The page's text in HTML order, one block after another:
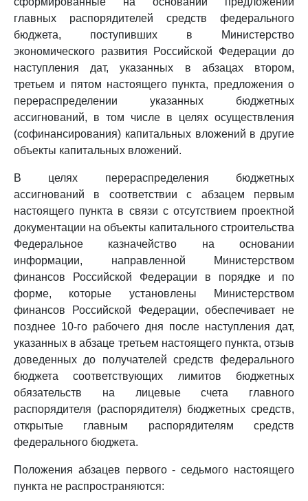
главных распорядителей средств федерального
бюджета, поступивших в Министерство
экономического развития Российской Федерации до
наступления дат, указанных в абзацах втором,
третьем и пятом настоящего пункта, предложения о
перераспределении указанных бюджетных
ассигнований, в том числе в целях осуществления
(софинансирования) капитальных вложений в другие
объекты капитальных вложений.
В целях перераспределения бюджетных
ассигнований в соответствии с абзацем первым
настоящего пункта в связи с отсутствием проектной
документации на объекты капитального строительства
Федеральное казначейство на основании
информации, направленной Министерством
финансов Российской Федерации в порядке и по
форме, которые установлены Министерством
финансов Российской Федерации, обеспечивает не
позднее 10-го рабочего дня после наступления дат,
указанных в абзаце третьем настоящего пункта, отзыв
доведенных до получателей средств федерального
бюджета соответствующих лимитов бюджетных
обязательств на лицевые счета главного
распорядителя (распорядителя) бюджетных средств,
открытые главным распорядителям средств
федерального бюджета.
Положения абзацев первого - седьмого настоящего
пункта не распространяются: